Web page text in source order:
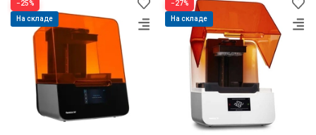
−25%
На складе
−27%
На складе